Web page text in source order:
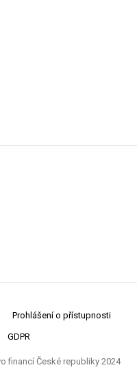
Prohlášení o přístupnosti
GDPR
financí České republiky 2024